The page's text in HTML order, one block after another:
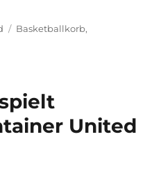
Schlagwörter
Basketballkorb,
United